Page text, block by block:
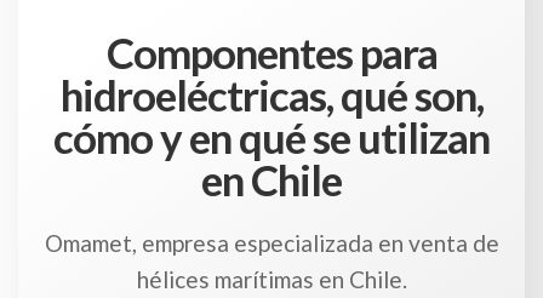
Componentes para
hidroeléctricas, qué son,
cómo y en qué se utilizan
en Chile
Omamet, empresa especializada en venta de
hélices marítimas en Chile.